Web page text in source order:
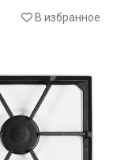
В избранное